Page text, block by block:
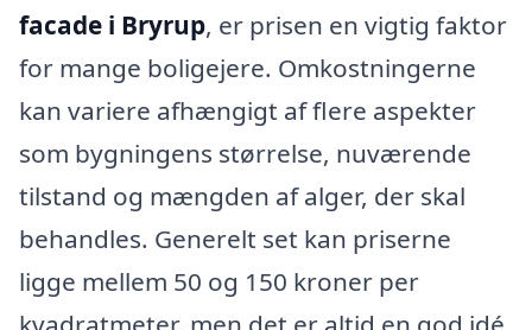
facade i Bryrup, er prisen en vigtig faktor
for mange boligejere. Omkostningerne
kan variere afhængigt af flere aspekter
som bygningens størrelse, nuværende
tilstand og mængden af alger, der skal
behandles. Generelt set kan priserne
ligge mellem 50 og 150 kroner per